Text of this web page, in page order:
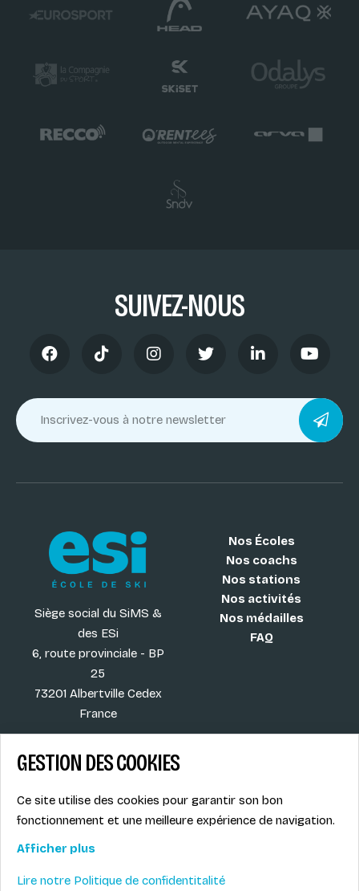
SUIVEZ-NOUS
Siège social du SiMS &
des ESi
6, route provinciale - BP
25
73201 Albertville Cedex
France
Nos Écoles
Nos coachs
Nos stations
Nos activités
Nos médailles
FAQ
Les plus ESI
Offres d'emploi
Le syndicat SIMS
Mentions légales
Politique de
GESTION DES COOKIES
Ce site utilise des cookies pour garantir son bon
fonctionnement et une meilleure expérience de navigation.
Afficher plus
Lire notre Politique de confidentitalité